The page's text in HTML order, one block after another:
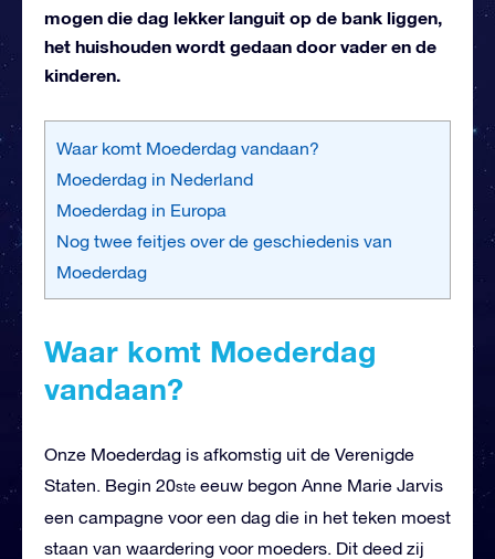
mogen die dag lekker languit op de bank liggen,
het huishouden wordt gedaan door vader en de
kinderen.
Waar komt Moederdag vandaan?
Moederdag in Nederland
Moederdag in Europa
Nog twee feitjes over de geschiedenis van
Moederdag
Waar komt Moederdag
vandaan?
Onze Moederdag is afkomstig uit de Verenigde
Staten. Begin 20ste eeuw begon Anne Marie Jarvis
een campagne voor een dag die in het teken moest
staan van waardering voor moeders. Dit deed zij